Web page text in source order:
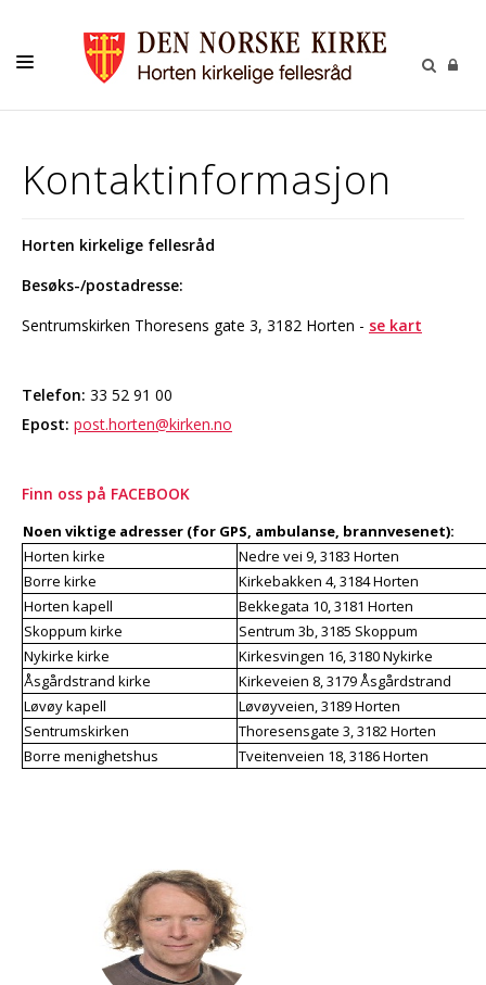
MENIGHETER
RÅD OG UTVALG
GRAVFERD
GRAVPLASS
Kontaktinformasjon
Horten kirkelige fellesråd
Besøks-/postadresse:
Sentrumskirken Thoresens gate 3, 3182 Horten - se kart
Telefon: 33 52 91 00
Epost: post.horten@kirken.no
Finn oss på FACEBOOK
Noen viktige adresser (for GPS, ambulanse, brannvesenet):
Horten kirke
Nedre vei 9, 3183 Horten
Borre kirke
Kirkebakken 4, 3184 Horten
Horten kapell
Bekkegata 10, 3181 Horten
Skoppum kirke
Sentrum 3b, 3185 Skoppum
Nykirke kirke
Kirkesvingen 16, 3180 Nykirke
Åsgårdstrand kirke
Kirkeveien 8, 3179 Åsgårdstrand
Løvøy kapell
Løvøyveien, 3189 Horten
Sentrumskirken
Thoresensgate 3, 3182 Horten
Borre menighetshus
Tveitenveien 18, 3186 Horten